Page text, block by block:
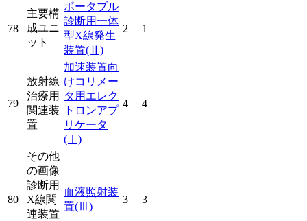
78
主要構
成ユニ
ット
ポータブル
診断用一体
型X線発生
装置(Ⅱ)
2 1
79
放射線
治療用
関連装
置
加速装置向
けコリメー
タ用エレク
トロンアプ
リケータ
(Ⅰ)
4 4
80
その他
の画像
診断用
X線関
連装置
血液照射装
置(Ⅲ)
3 3